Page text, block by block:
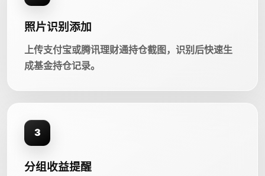
照片识别添加
上传支付宝或腾讯理财通持仓截图，识别后快速生
成基金持仓记录。
3
分组收益提醒